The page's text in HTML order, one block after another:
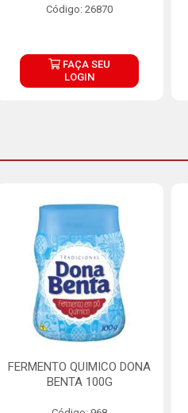
Código: 26870
FAÇA SEU
LOGIN
FERMENTO QUIMICO DONA
BENTA 100G